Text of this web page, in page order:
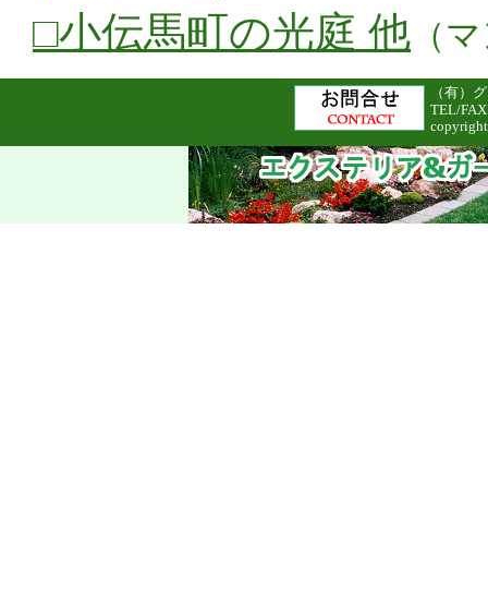
□小伝馬町の光庭 他 （
（有）
TEL/
copyright